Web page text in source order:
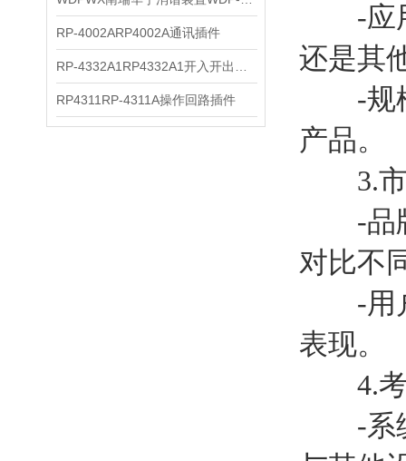
RP-4002ARP4002A通讯插件
RP4311RP-4311A操作回路插件
-应用
还是其
-规模
产品。
3.市
-品牌
对比不
-用户
表现。
4.考
-系统